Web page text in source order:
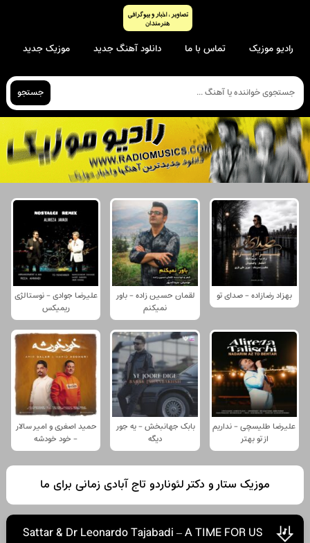
رادیو موزیک تماس با ما دانلود آهنگ جدید موزیک جدید
جستجو
بهزاد رضازاده - صدای تو
لقمان حسین زاده - باور
نمیکنم
علیرضا جوادی - نوستالژی
ریمیکس
علیرضا طلیسچی - نداریم
از تو بهتر
بابک جهانبخش - یه جور
دیگه
حمید اصغری و امیر سالار
- خود خودشه
موزیک ستار و دکتر لئوناردو تاج آبادی زمانی برای ما
Sattar & Dr Leonardo Tajabadi – A TIME FOR US